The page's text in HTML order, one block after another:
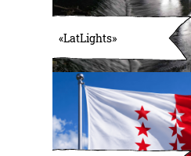
«LatLights»